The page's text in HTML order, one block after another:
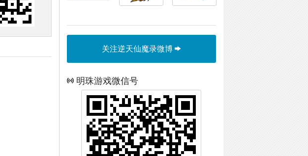
关注逆天仙魔录微博
明珠游戏微信号